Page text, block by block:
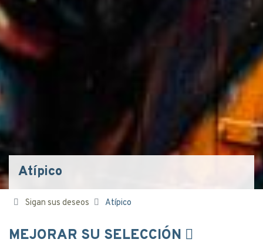
Atípico
Sigan sus deseos Atípico
MEJORAR SU SELECCIÓN